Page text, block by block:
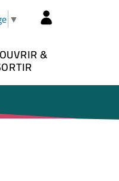
▼
Header -
&